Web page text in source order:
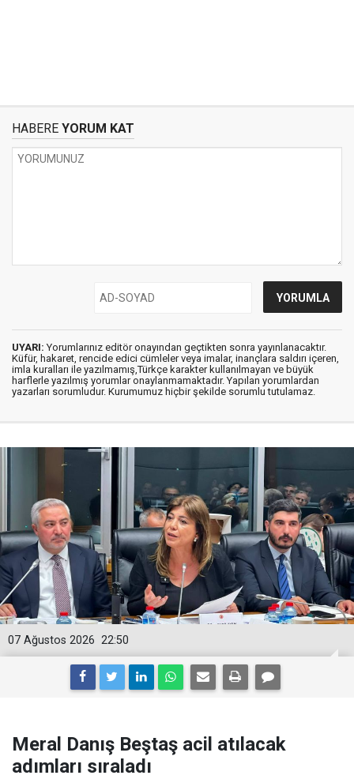
HABERE YORUM KAT
UYARI: Yorumlarınız editör onayından geçtikten sonra yayınlanacaktır.
Küfür, hakaret, rencide edici cümleler veya imalar, inançlara saldırı içeren,
imla kuralları ile yazılmamış,Türkçe karakter kullanılmayan ve büyük
harflerle yazılmış yorumlar onaylanmamaktadır. Yapılan yorumlardan
yazarları sorumludur. Kurumumuz hiçbir şekilde sorumlu tutulamaz.
22:50
07 Ağustos 2026
Meral Danış Beştaş acil atılacak
adımları sıraladı